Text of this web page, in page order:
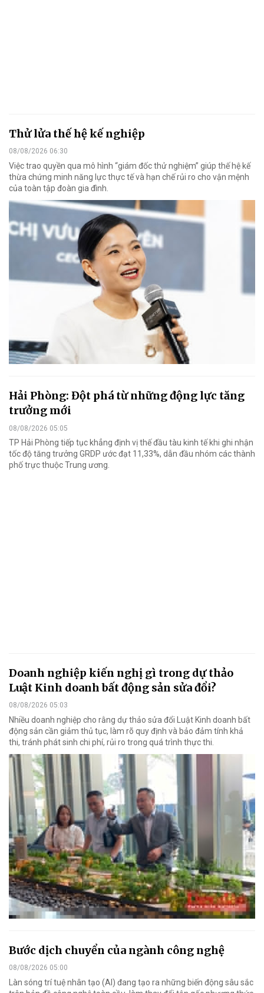
Thử lửa thế hệ kế nghiệp
08/08/2026 06:30
Việc trao quyền qua mô hình “giám đốc thử nghiệm” giúp thế hệ kế
thừa chứng minh năng lực thực tế và hạn chế rủi ro cho vận mệnh
của toàn tập đoàn gia đình.
Hải Phòng: Đột phá từ những động lực tăng
trưởng mới
08/08/2026 05:05
TP Hải Phòng tiếp tục khẳng định vị thế đầu tàu kinh tế khi ghi nhận
tốc độ tăng trưởng GRDP ước đạt 11,33%, dẫn đầu nhóm các thành
phố trực thuộc Trung ương.
Doanh nghiệp kiến nghị gì trong dự thảo
Luật Kinh doanh bất động sản sửa đổi?
08/08/2026 05:03
Nhiều doanh nghiệp cho rằng dự thảo sửa đổi Luật Kinh doanh bất
động sản cần giảm thủ tục, làm rõ quy định và bảo đảm tính khả
thi, tránh phát sinh chi phí, rủi ro trong quá trình thực thi.
Bước dịch chuyển của ngành công nghệ
08/08/2026 05:00
Làn sóng trí tuệ nhân tạo (AI) đang tạo ra những biến động sâu sắc